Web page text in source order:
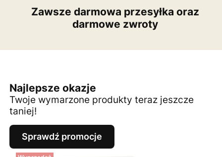
Zawsze darmowa przesyłka oraz
darmowe zwroty
Najlepsze okazje
Twoje wymarzone produkty teraz jeszcze
taniej!
Sprawdź promocje